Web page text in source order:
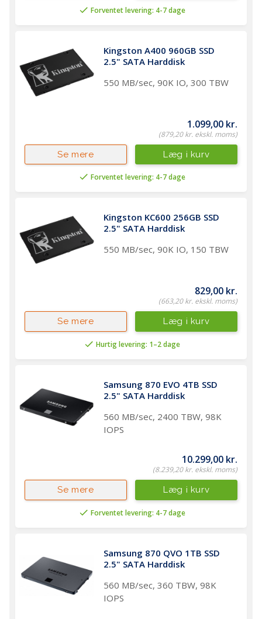
Forventet levering: 4-7 dage
Kingston A400 960GB SSD
2.5" SATA Harddisk
550 MB/sec, 90K IO, 300 TBW
1.099,00 kr.
(879,20 kr. ekskl. moms)
Forventet levering: 4-7 dage
Læg i kurv
Se mere
Kingston KC600 256GB SSD
2.5" SATA Harddisk
550 MB/sec, 90K IO, 150 TBW
829,00 kr.
(663,20 kr. ekskl. moms)
Hurtig levering: 1–2 dage
Læg i kurv
Se mere
Samsung 870 EVO 4TB SSD
2.5" SATA Harddisk
560 MB/sec, 2400 TBW, 98K
IOPS
10.299,00 kr.
(8.239,20 kr. ekskl. moms)
Forventet levering: 4-7 dage
Læg i kurv
Se mere
Samsung 870 QVO 1TB SSD
2.5" SATA Harddisk
560 MB/sec, 360 TBW, 98K
IOPS